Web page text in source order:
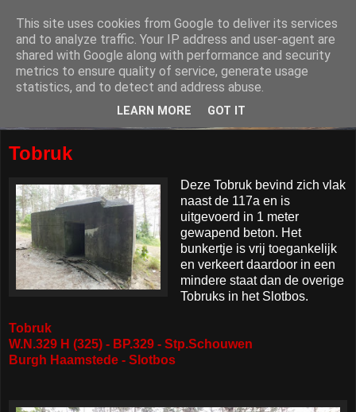
Tobruk
Deze Tobruk bevind zich vlak
naast de 117a en is
uitgevoerd in 1 meter
gewapend beton. Het
bunkertje is vrij toegankelijk
en verkeert daardoor in een
mindere staat dan de overige
Tobruks in het Slotbos.
Tobruk
W.N.329 H (325) - BP.329 - Stp.Schouwen
Burgh Haamstede - Slotbos
This site uses cookies from Google to deliver its services
and to analyze traffic. Your IP address and user-agent are
shared with Google along with performance and security
metrics to ensure quality of service, generate usage
statistics, and to detect and address abuse.
LEARN MORE GOT IT